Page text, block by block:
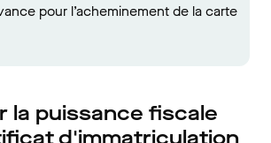
pour l’acheminement de la carte
la puissance fiscale